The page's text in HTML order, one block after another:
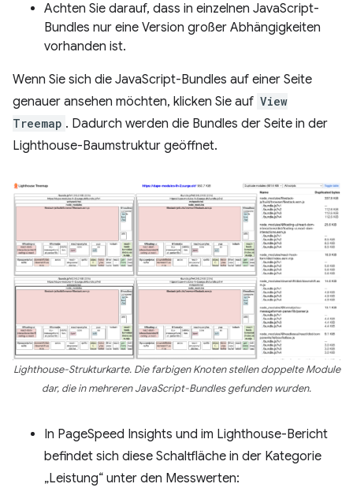
Achten Sie darauf, dass in einzelnen JavaScript-
Bundles nur eine Version großer Abhängigkeiten
vorhanden ist.
Wenn Sie sich die JavaScript-Bundles auf einer Seite
genauer ansehen möchten, klicken Sie auf View
Treemap . Dadurch werden die Bundles der Seite in der
Lighthouse-Baumstruktur geöffnet.
Lighthouse-Strukturkarte. Die farbigen Knoten stellen doppelte Module
dar, die in mehreren JavaScript-Bundles gefunden wurden.
In PageSpeed Insights und im Lighthouse-Bericht
befindet sich diese Schaltfläche in der Kategorie
„Leistung“ unter den Messwerten: